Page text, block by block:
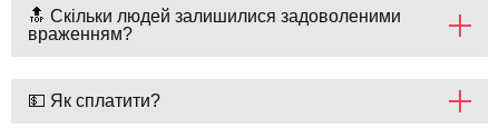
🔝 Скільки людей залишилися задоволеними
враженням?
💵 Як сплатити?